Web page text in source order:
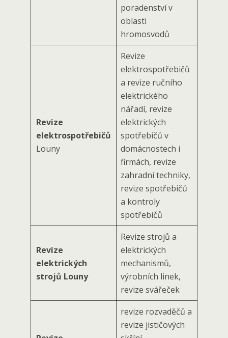
poradenství v
oblasti
hromosvodů
Revize
elektrospotřebičů
Louny
Revize
elektrospotřebičů
a revize ručního
elektrického
nářadí, revize
elektrických
spotřebičů v
domácnostech i
firmách, revize
zahradní techniky,
revize spotřebičů
a kontroly
spotřebičů
Revize
elektrických
strojů Louny
Revize strojů a
elektrických
mechanismů,
výrobních linek,
revize svářeček
revize rozvaděčů a
revize jističových